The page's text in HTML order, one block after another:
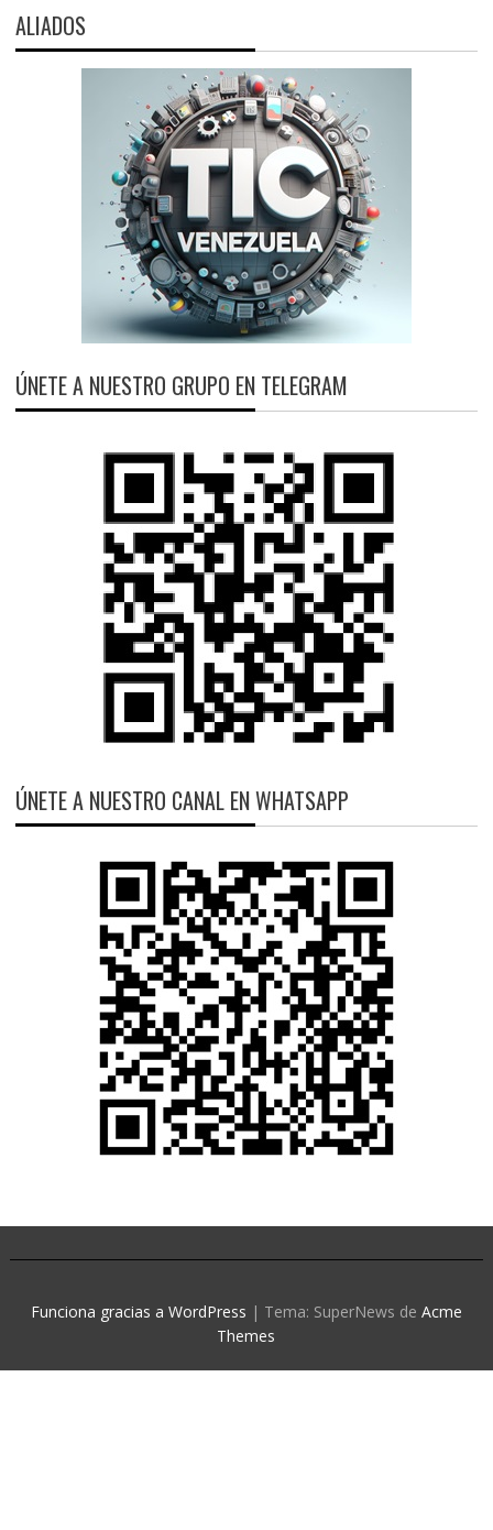
ALIADOS
ÚNETE A NUESTRO GRUPO EN TELEGRAM
ÚNETE A NUESTRO CANAL EN WHATSAPP
Funciona gracias a WordPress | Tema: SuperNews de Acme
Themes